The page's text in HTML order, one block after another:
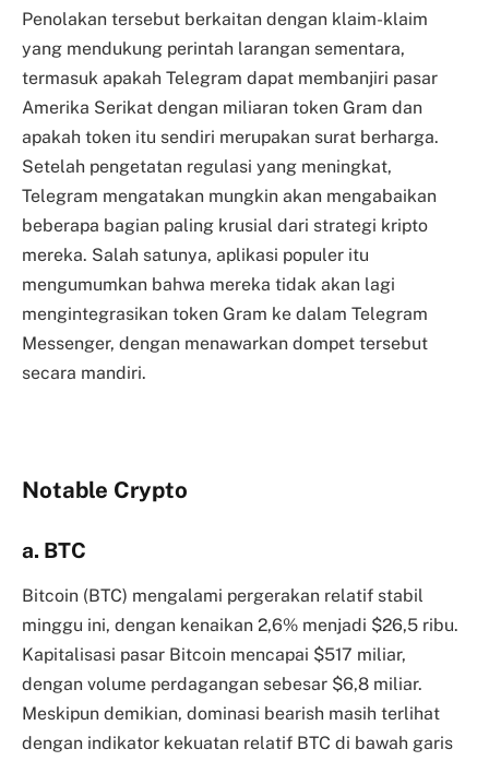
Penolakan tersebut berkaitan dengan klaim-klaim
yang mendukung perintah larangan sementara,
termasuk apakah Telegram dapat membanjiri pasar
Amerika Serikat dengan miliaran token Gram dan
apakah token itu sendiri merupakan surat berharga.
Setelah pengetatan regulasi yang meningkat,
Telegram mengatakan mungkin akan mengabaikan
beberapa bagian paling krusial dari strategi kripto
mereka. Salah satunya, aplikasi populer itu
mengumumkan bahwa mereka tidak akan lagi
mengintegrasikan token Gram ke dalam Telegram
Messenger, dengan menawarkan dompet tersebut
secara mandiri.
Notable Crypto
a. BTC
Bitcoin (BTC) mengalami pergerakan relatif stabil
minggu ini, dengan kenaikan 2,6% menjadi $26,5 ribu.
Kapitalisasi pasar Bitcoin mencapai $517 miliar,
dengan volume perdagangan sebesar $6,8 miliar.
Meskipun demikian, dominasi bearish masih terlihat
dengan indikator kekuatan relatif BTC di bawah garis